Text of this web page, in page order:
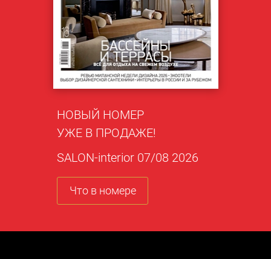
НОВЫЙ НОМЕР
УЖЕ В ПРОДАЖЕ!
SALON-interior 07/08 2026
Что в номере